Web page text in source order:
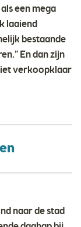
een mega
laaiend
bestaande
En dan zijn
verkoopklaar
naar de stad